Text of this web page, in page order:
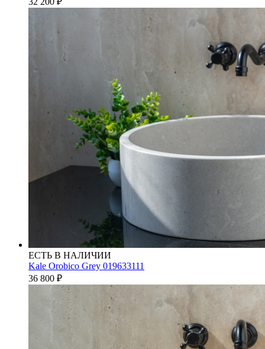
ЕСТЬ В НАЛИЧИИ
Kale Orobico Grey 019633111
36 800 ₽